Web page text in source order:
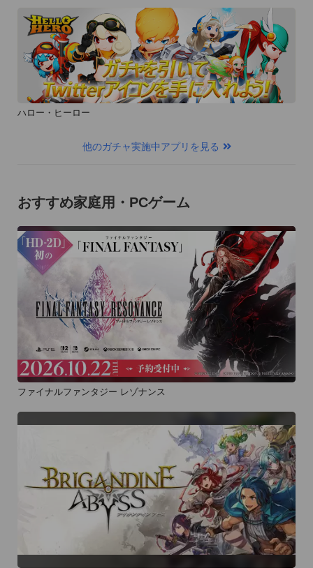
ハロー・ヒーロー
他のガチャ実施中アプリを見る
おすすめ家庭用・PCゲーム
ファイナルファンタジー レゾナンス